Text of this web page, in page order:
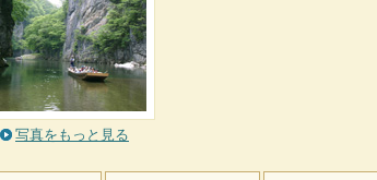
写真をもっと見る